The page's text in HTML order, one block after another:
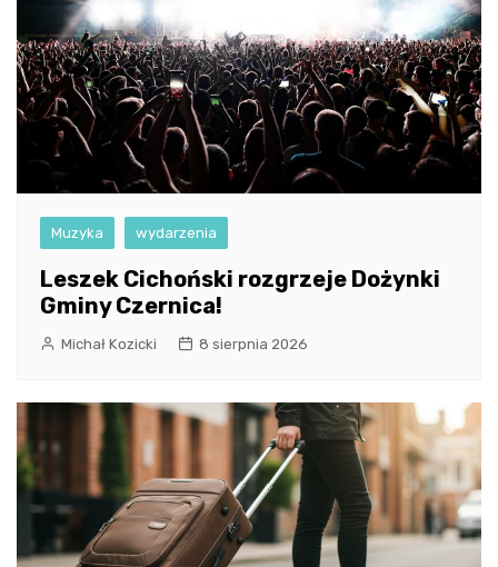
Muzyka wydarzenia
Leszek Cichoński rozgrzeje Dożynki
Gminy Czernica!
Michał Kozicki 8 sierpnia 2026